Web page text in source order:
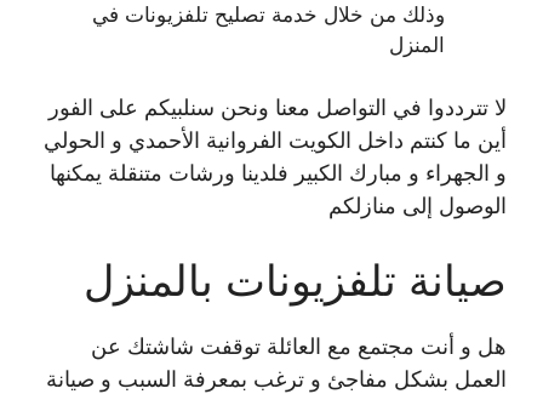
وذلك من خلال خدمة تصليح تلفزيونات في
المنزل
لا تترددوا في التواصل معنا ونحن سنلبيكم على الفور
أين ما كنتم داخل الكويت الفروانية الأحمدي و الحولي
و الجهراء و مبارك الكبير فلدينا ورشات متنقلة يمكنها
الوصول إلى منازلكم
صيانة تلفزيونات بالمنزل
هل و أنت مجتمع مع العائلة توقفت شاشتك عن
العمل بشكل مفاجئ و ترغب بمعرفة السبب و صيانة